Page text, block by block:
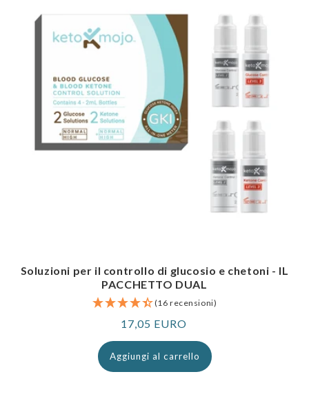
Soluzioni per il controllo di glucosio e chetoni - IL
PACCHETTO DUAL
(16 recensioni)
Prezzo
normale
17,05 EURO
Aggiungi al carrello